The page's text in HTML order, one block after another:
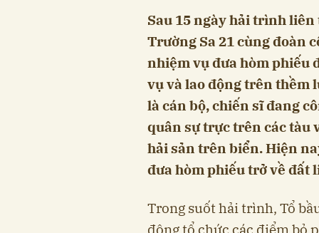
Sau 15 ngày hải trình liên
Trường Sa 21 cùng đoàn
nhiệm vụ đưa hòm phiếu
vụ và lao động trên thềm
là cán bộ, chiến sĩ đang
quân sự trực trên các tàu
hải sản trên biển. Hiện
đưa hòm phiếu trở về đất
Trong suốt hải trình, Tổ